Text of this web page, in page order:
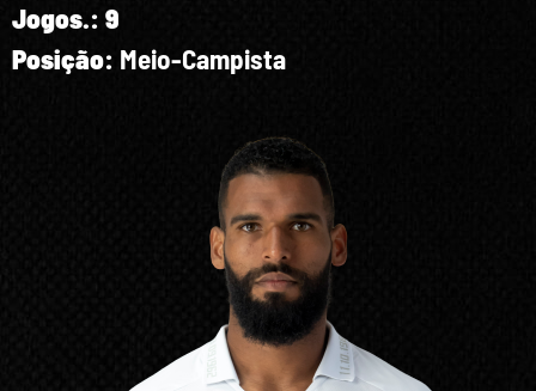
Jogos.: 9
Posição: Meio-Campista